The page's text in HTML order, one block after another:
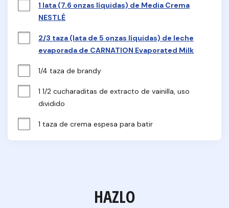
1 lata (7.6 onzas líquidas) de Media Crema
NESTLÉ
2/3 taza (lata de 5 onzas líquidas) de leche
evaporada de CARNATION Evaporated Milk
1/4 taza de brandy
1 1/2 cucharaditas de extracto de vainilla, uso
dividido
1 taza de crema espesa para batir
HAZLO